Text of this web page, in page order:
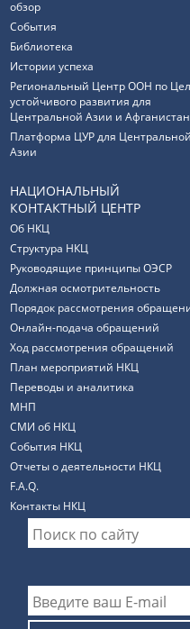
обзор
События
Библиотека
Истории успеха
Региональный Центр ООН по
устойчивого развития для
Центральной Азии и
Платформа ЦУР для Центральной
Азии
НАЦИОНАЛЬНЫЙ
КОНТАКТНЫЙ ЦЕНТР
Об НКЦ
Структура НКЦ
Руководящие принципы ОЭСР
Должная осмотрительность
Порядок рассмотрения
Онлайн-подача обращений
Ход рассмотрения обращений
План мероприятий НКЦ
Переводы и аналитика
МНП
СМИ об НКЦ
События НКЦ
Отчеты о деятельности НКЦ
F.A.Q.
Контакты НКЦ